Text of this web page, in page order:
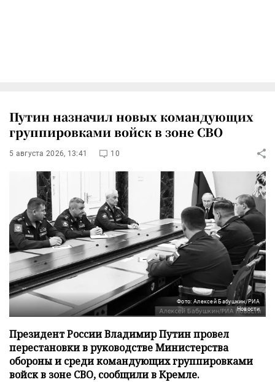
Путин назначил новых командующих
группировками войск в зоне СВО
5 августа 2026, 13:41 10
Фото: Алексей Бабушкин/РИА
Новости
Президент России Владимир Путин провел
перестановки в руководстве Министерства
обороны и среди командующих группировками
войск в зоне СВО, сообщили в Кремле.